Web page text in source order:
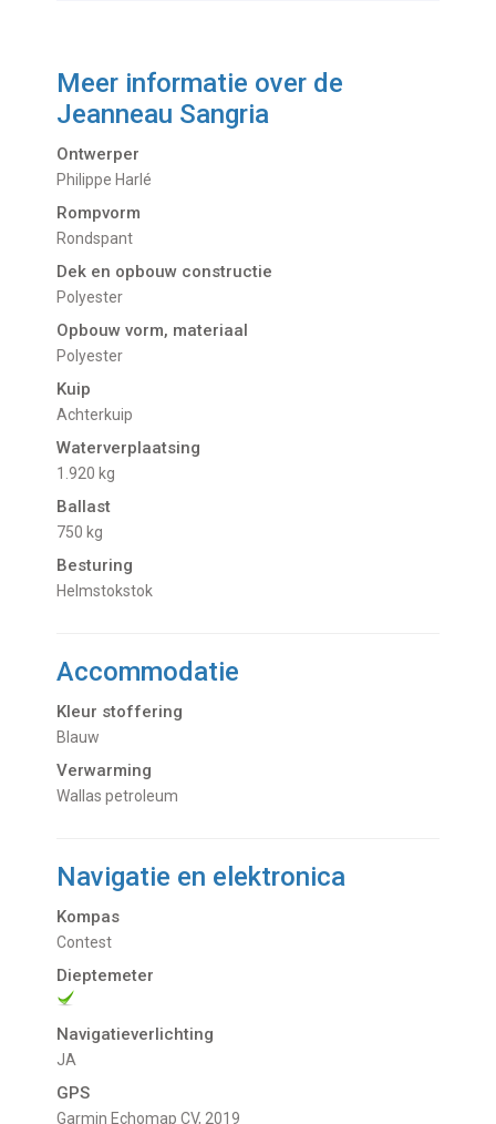
Meer informatie over de
Jeanneau Sangria
Ontwerper
Philippe Harlé
Rompvorm
Rondspant
Dek en opbouw constructie
Polyester
Opbouw vorm, materiaal
Polyester
Kuip
Achterkuip
Waterverplaatsing
1.920 kg
Ballast
750 kg
Besturing
Helmstokstok
Accommodatie
Kleur stoffering
Blauw
Verwarming
Wallas petroleum
Navigatie en elektronica
Kompas
Contest
Dieptemeter
Navigatieverlichting
JA
GPS
Garmin Echomap CV, 2019